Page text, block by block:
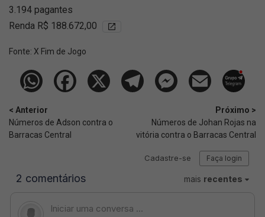
3.194 pagantes
Renda R$ 188.672,00
Fonte: X Fim de Jogo
< Anterior
Números de Adson contra o
Barracas Central
Próximo >
Números de Johan Rojas na
vitória contra o Barracas Central